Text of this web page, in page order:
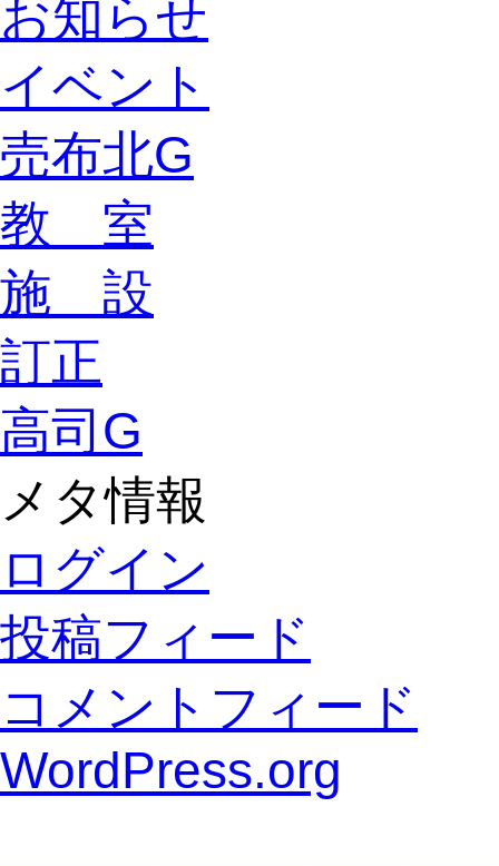
お知らせ
イベント
売布北G
教 室
施 設
訂正
高司G
メタ情報
ログイン
投稿フィード
コメントフィード
WordPress.org